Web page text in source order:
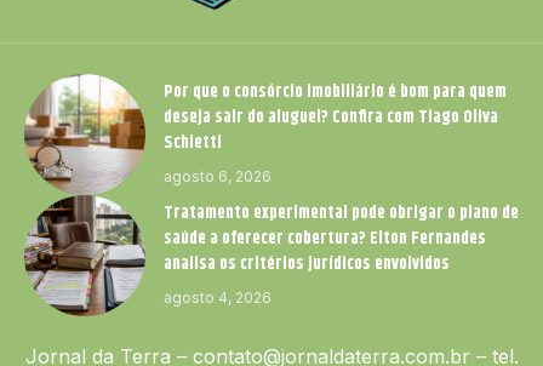
Por que o consórcio imobiliário é bom para quem
deseja sair do aluguel? Confira com Tiago Oliva
Schietti
agosto 6, 2026
Tratamento experimental pode obrigar o plano de
saúde a oferecer cobertura? Elton Fernandes
analisa os critérios jurídicos envolvidos
agosto 4, 2026
Jornal da Terra – contato@jornaldaterra.com.br – tel.